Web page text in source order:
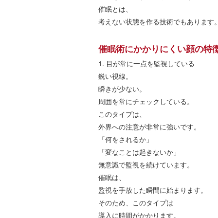
催眠とは、
考えない状態を作る技術でもあります
催眠術にかかりにくい顔の特
1. 目が常に一点を監視している
鋭い視線。
瞬きが少ない。
周囲を常にチェックしている。
このタイプは、
外界への注意が非常に強いです。
「何をされるか」
「変なことは起きないか」
無意識で監視を続けています。
催眠は、
監視を手放した瞬間に始まります。
そのため、このタイプは
導入に時間がかかります。